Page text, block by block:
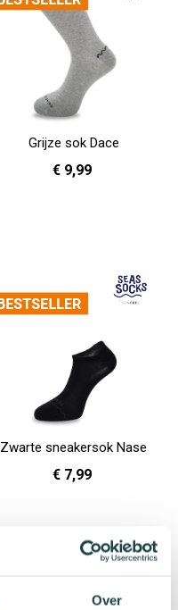
Over
Grijze sok Dace
€ 9,99
Zwarte sneakersok Nase
€ 7,99